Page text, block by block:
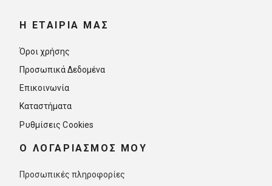
Η ΕΤΑΙΡΊΑ ΜΑΣ
Όροι χρήσης
Προσωπικά Δεδομένα
Επικοινωνία
Καταστήματα
Ρυθμίσεις Cookies
O ΛΟΓΑΡΙΑΣΜΟΣ ΜΟΥ
Προσωπικές πληροφορίες